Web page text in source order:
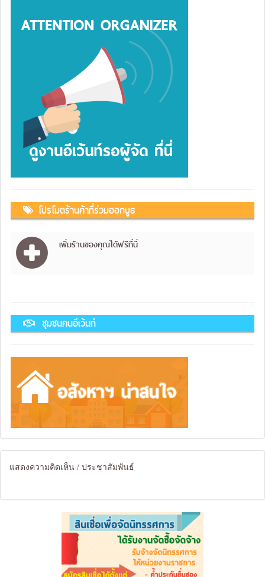
โปรโมตร้านค้าที่ร่วมออกบูธ
เพิ่มร้านของคุณได้ฟรีที่นี่
ชุมชนคนอีเว้นท์
แสดงความคิดเห็น / ประชาสัมพันธ์